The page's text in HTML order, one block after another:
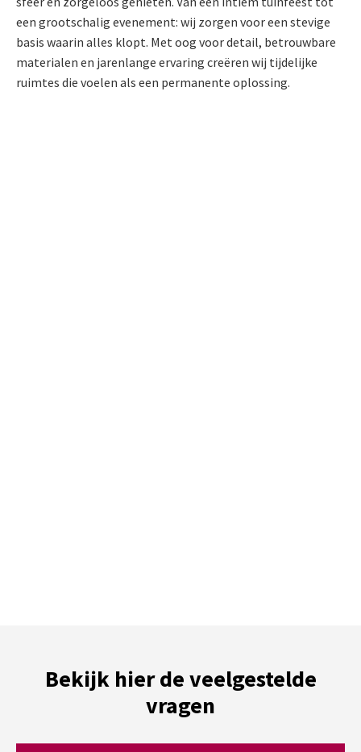
een grootschalig evenement: wij zorgen voor een stevige
basis waarin alles klopt. Met oog voor detail, betrouwbare
materialen en jarenlange ervaring creëren wij tijdelijke
ruimtes die voelen als een permanente oplossing.
Bekijk hier de veelgestelde
vragen